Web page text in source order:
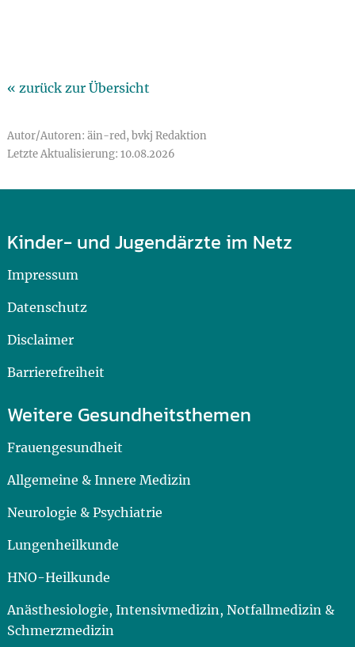
« zurück zur Übersicht
Autor/Autoren: äin-red, bvkj Redaktion
Letzte Aktualisierung: 10.08.2026
Kinder- und Jugendärzte im Netz
Impressum
Datenschutz
Disclaimer
Barrierefreiheit
Weitere Gesundheitsthemen
Frauengesundheit
Allgemeine & Innere Medizin
Neurologie & Psychiatrie
Lungenheilkunde
HNO-Heilkunde
Anästhesiologie, Intensivmedizin, Notfallmedizin &
Schmerzmedizin